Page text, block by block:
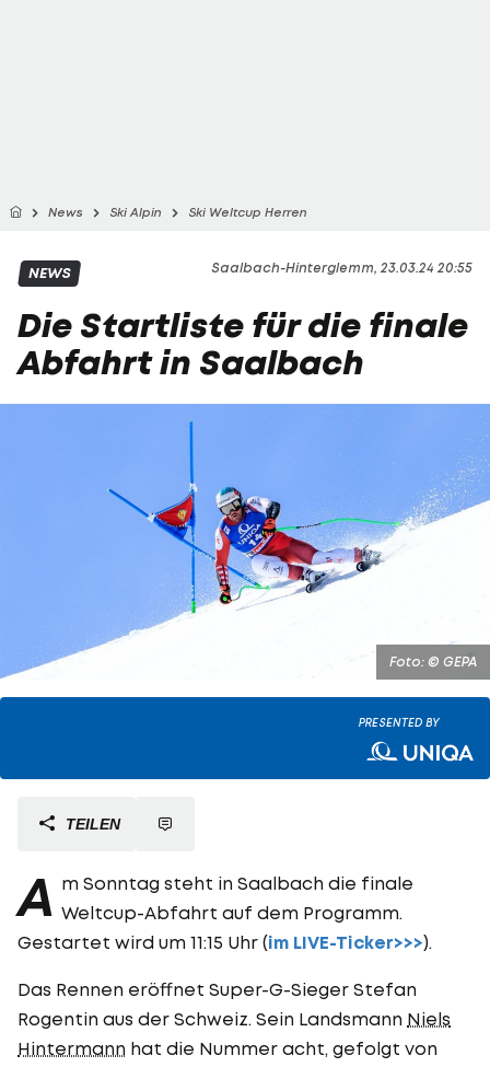
News Ski Alpin Ski Weltcup Herren
Saalbach-Hinterglemm, 23.03.24 20:55
NEWS
Die Startliste für die finale
Abfahrt in Saalbach
Foto: © GEPA
PRESENTED BY
TEILEN
A m Sonntag steht in Saalbach die finale
Weltcup-Abfahrt auf dem Programm.
Gestartet wird um 11:15 Uhr (im LIVE-Ticker>>>).
Das Rennen eröffnet Super-G-Sieger Stefan
Rogentin aus der Schweiz. Sein Landsmann Niels
Hintermann hat die Nummer acht, gefolgt von